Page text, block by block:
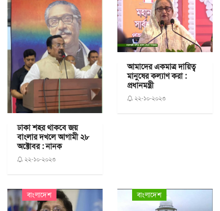
ঢাকা শহর থাকবে জয়
বাংলার দখলে আগামী ২৮
অক্টোবর : নানক
২২-১০-২০২৩
আমাদের একমাত্র দায়িত্ব
মানুষের কল্যাণ করা :
প্রধানমন্ত্রী
২২-১০-২০২৩
বাংলাদেশ বাংলাদেশ